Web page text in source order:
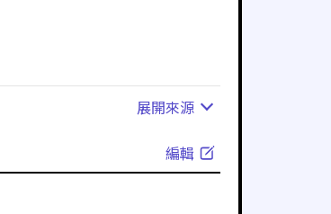
展開來源
編輯